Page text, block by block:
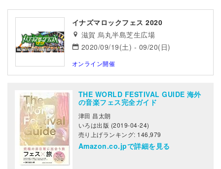
イナズマロックフェス 2020
滋賀 烏丸半島芝生広場
2020/09/19(土) - 09/20(日)
オンライン開催
THE WORLD FESTIVAL GUIDE 海外
の音楽フェス完全ガイド
津田 昌太朗
いろは出版 (2019-04-24)
売り上げランキング: 146,979
Amazon.co.jpで詳細を見る